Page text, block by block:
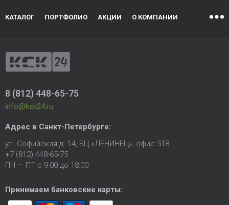
КАТАЛОГ ПОРТФОЛИО АКЦИИ О КОМПАНИИ
8 (812) 448-65-75
info@ksk24.ru
Адрес в Санкт-Петербурге:
ул. Софийская д. 14, БЦ «ЛЕНИНЕЦ», офис 518
+7 (812) 448-65-75
ПН — ПТ с 9:00 до 18:00
Принимаем банковские карты: